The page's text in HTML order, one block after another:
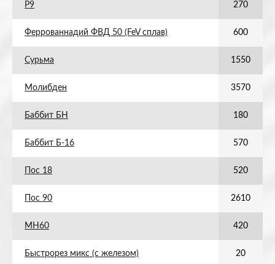
Р9 270
Феррованнадий ФВД 50 (FeV сплав) 600
Сурьма 1550
Молибден 3570
Баббит БН 180
Баббит Б-16 570
Пос 18 520
Пос 90 2610
МН60 420
Быстрорез микс (с железом) 20